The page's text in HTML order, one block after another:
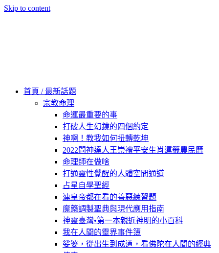
Skip to content
首頁 / 最新話題
宗教命理
命運最重要的事
打破人生幻鏡的四個約定
神啊！教我如何扭轉乾坤
2022問神達人王崇禮平安生肖運籤農民曆
命理師在做啥
打通靈性覺醒的人體空間通道
占星自學聖經
連皇帝都在看的善惡練習題
魔藥調製聖典與現代應用指南
神靈臺灣•第一本親近神明的小百科
我在人間的靈界事件簿
娑婆，從出生到成道，看佛陀在人間的經典